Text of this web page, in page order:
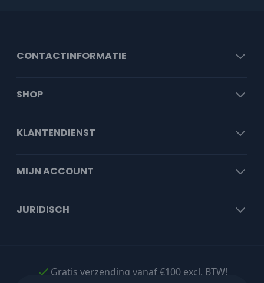
CONTACTINFORMATIE
SHOP
KLANTENDIENST
MIJN ACCOUNT
JURIDISCH
Gratis verzending vanaf €100 excl. BTW!